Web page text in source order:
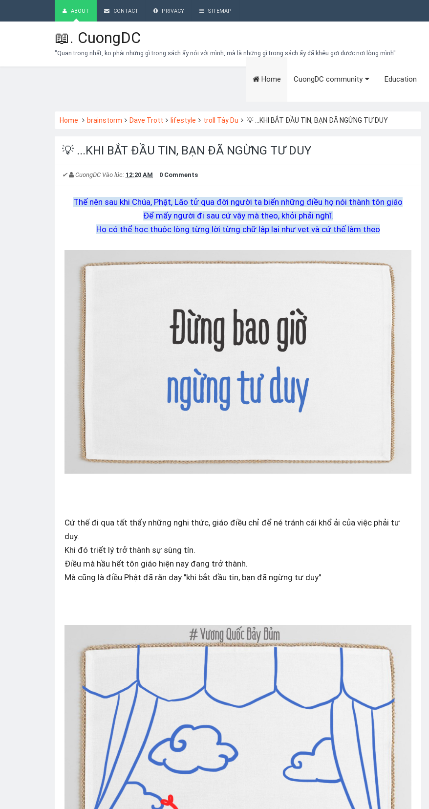
ABOUT CONTACT PRIVACY SITEMAP
📖. CuongDC
"Quan trọng nhất, ko phải những gì trong sách ấy nói với mình, mà là những gì trong sách ấy đã khêu gợi được nơi lòng mình"
Home CuongDC community Education
Home brainstorm Dave Trott lifestyle troll Tây Du 💡 ...KHI BẮT ĐẦU TIN, BẠN ĐÃ NGỪNG TƯ DUY
💡 ...KHI BẮT ĐẦU TIN, BẠN ĐÃ NGỪNG TƯ DUY
✔ CuongDC Vào lúc: 12:20 AM 0 Comments
Thế nên sau khi Chúa, Phật, Lão tử qua đời người ta biến những điều họ nói thành tôn giáo
Để mấy người đi sau cứ vậy mà theo, khỏi phải nghĩ.
Họ có thể học thuộc lòng từng lời từng chữ lập lại như vẹt và cứ thế làm theo
Cứ thế đi qua tất thẩy những nghi thức, giáo điều chỉ để né tránh cái khổ ải của việc phải tư
duy.
Khi đó triết lý trở thành sự sùng tín.
Điều mà hầu hết tôn giáo hiện nay đang trở thành.
Mà cũng là điều Phật đã răn dạy "khi bắt đầu tin, bạn đã ngừng tư duy"
Bạn đang cần tìm kiếm gì?